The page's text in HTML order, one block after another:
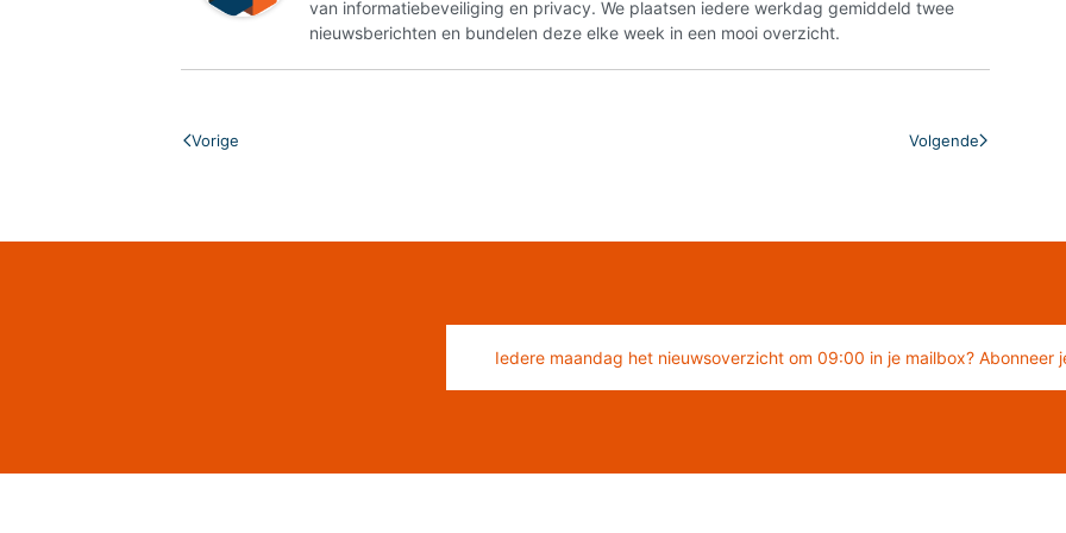
van informatiebeveiliging en privacy. We plaatsen iedere werkdag gemiddeld twee
nieuwsberichten en bundelen deze elke week in een mooi overzicht.
Vorige Volgende
Iedere maandag het nieuwsoverzicht om 09:00 in je mailbox? Abonneer